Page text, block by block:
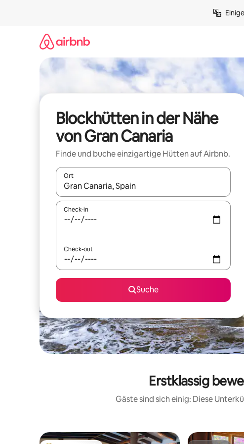
Blockhütten in der Nähe
von Gran Canaria
Finde und buche einzigartige Hütten auf Airbnb.
Ort
Wenn Ergebnisse verfügbar sind, navigiere mit den
Check-in
Check-out
Suche
Erstklassig
Gäste sind sich einig: Diese